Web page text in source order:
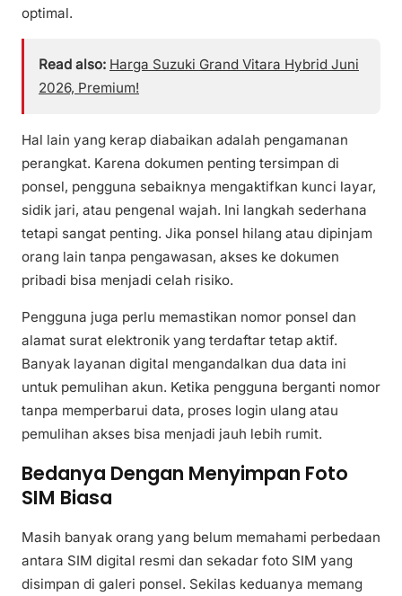
optimal.
Read also: Harga Suzuki Grand Vitara Hybrid Juni
2026, Premium!
Hal lain yang kerap diabaikan adalah pengamanan
perangkat. Karena dokumen penting tersimpan di
ponsel, pengguna sebaiknya mengaktifkan kunci layar,
sidik jari, atau pengenal wajah. Ini langkah sederhana
tetapi sangat penting. Jika ponsel hilang atau dipinjam
orang lain tanpa pengawasan, akses ke dokumen
pribadi bisa menjadi celah risiko.
Pengguna juga perlu memastikan nomor ponsel dan
alamat surat elektronik yang terdaftar tetap aktif.
Banyak layanan digital mengandalkan dua data ini
untuk pemulihan akun. Ketika pengguna berganti nomor
tanpa memperbarui data, proses login ulang atau
pemulihan akses bisa menjadi jauh lebih rumit.
Bedanya Dengan Menyimpan Foto
SIM Biasa
Masih banyak orang yang belum memahami perbedaan
antara SIM digital resmi dan sekadar foto SIM yang
disimpan di galeri ponsel. Sekilas keduanya memang